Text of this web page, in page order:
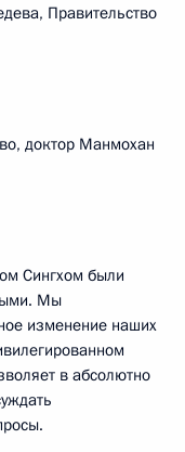
Правительство
доктор Манмохан
Сингхом были
Мы
изменение наших
в абсолютно